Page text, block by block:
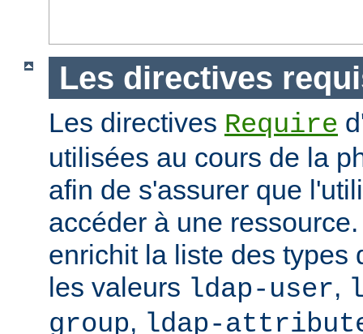
Les directives
Les directives Require
utilisées au cours de la
afin de s'assurer que
accéder à une
enrichit la liste des types
les valeurs ldap-user,
group, ldap-